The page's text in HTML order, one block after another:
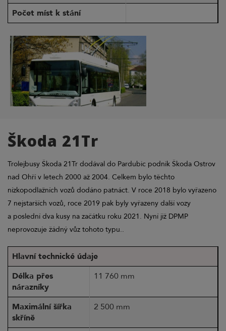
Počet míst k stání
Škoda 21Tr
Trolejbusy Škoda 21Tr dodával do Pardubic podnik Škoda Ostrov
nad Ohří v letech 2000 až 2004. Celkem bylo těchto
nízkopodlažních vozů dodáno patnáct. V roce 2018 bylo vyřazeno
7 nejstarších vozů, roce 2019 pak byly vyřazeny další vozy
a poslední dva kusy na začátku roku 2021. Nyní již DPMP
neprovozuje žádný vůz tohoto typu..
Hlavní technické údaje
Délka přes
nárazníky
11 760 mm
Maximální šířka
skříně
2 500 mm